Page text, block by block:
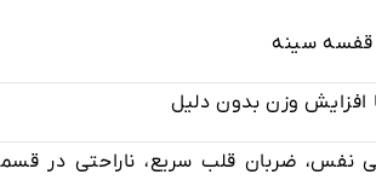
سینه
افزایش وزن بدون دلیل
نفس، ضربان قلب سریع، ناراحتی در